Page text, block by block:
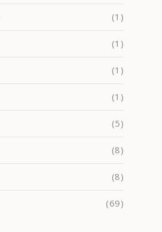
(1)
(1)
(1)
(1)
(5)
(8)
(8)
(69)